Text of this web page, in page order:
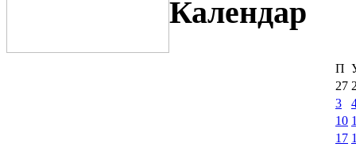
Календар
П
27
3
10
17